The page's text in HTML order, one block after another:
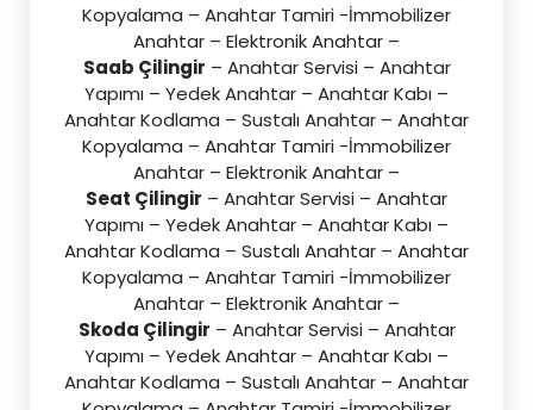
Kopyalama – Anahtar Tamiri -İmmobilizer
Anahtar – Elektronik Anahtar –
Saab Çilingir – Anahtar Servisi – Anahtar
Yapımı – Yedek Anahtar – Anahtar Kabı –
Anahtar Kodlama – Sustalı Anahtar – Anahtar
Kopyalama – Anahtar Tamiri -İmmobilizer
Anahtar – Elektronik Anahtar –
Seat Çilingir – Anahtar Servisi – Anahtar
Yapımı – Yedek Anahtar – Anahtar Kabı –
Anahtar Kodlama – Sustalı Anahtar – Anahtar
Kopyalama – Anahtar Tamiri -İmmobilizer
Anahtar – Elektronik Anahtar –
Skoda Çilingir – Anahtar Servisi – Anahtar
Yapımı – Yedek Anahtar – Anahtar Kabı –
Anahtar Kodlama – Sustalı Anahtar – Anahtar